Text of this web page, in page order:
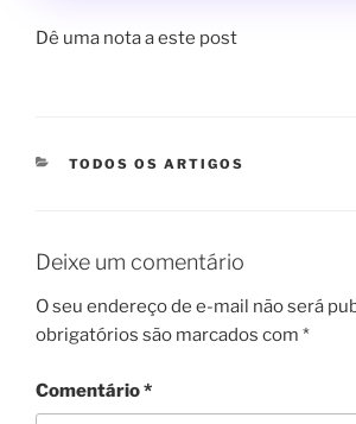
Dê uma nota a este post
CATEGORIAS
TODOS OS ARTIGOS
Deixe um comentário
O seu endereço de e-mail não será
obrigatórios são marcados com *
Comentário*